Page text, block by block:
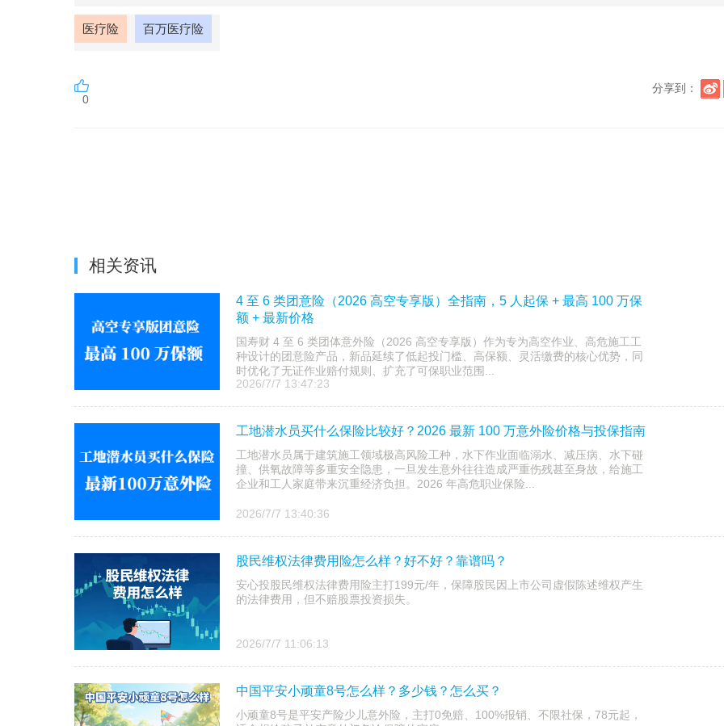
医疗险 百万医疗险
0
分享到：
相关资讯
4 至 6 类团意险（2026 高空专享版）全指南，5 人起保 + 最高 100 万保
额 + 最新价格
国寿财 4 至 6 类团体意外险（2026 高空专享版）作为专为高空作业、高危施工工
种设计的团意险产品，新品延续了低起投门槛、高保额、灵活缴费的核心优势，同
时优化了无证作业赔付规则、扩充了可保职业范围...
2026/7/7 13:47:23
工地潜水员买什么保险比较好？2026 最新 100 万意外险价格与投保指南
工地潜水员属于建筑施工领域极高风险工种，水下作业面临溺水、减压病、水下碰
撞、供氧故障等多重安全隐患，一旦发生意外往往造成严重伤残甚至身故，给施工
企业和工人家庭带来沉重经济负担。2026 年高危职业保险...
2026/7/7 13:40:36
股民维权法律费用险怎么样？好不好？靠谱吗？
安心投股民维权法律费用险主打199元/年，保障股民因上市公司虚假陈述维权产生
的法律费用，但不赔股票投资损失。
2026/7/7 11:06:13
中国平安小顽童8号怎么样？多少钱？怎么买？
小顽童8号是平安产险少儿意外险，主打0免赔、100%报销、不限社保，78元起，